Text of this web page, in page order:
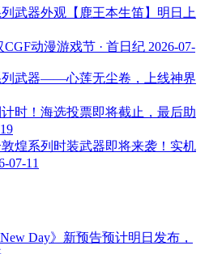
列武器外观【鹿王本生笛】明日上
CGF动漫游戏节 · 首日纪 2026-07-
列武器——心莲无尘卷，上线神界
计时！海选投票即将截止，最后助
敦煌系列时装武器即将来袭！实机
07-11
New Day》新预告预计明日发布，